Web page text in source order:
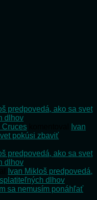
predpovedá, ako sa svet
dlhov
Cruces
Ivan
pokúsi zbaviť
predpovedá, ako sa svet
dlhov
Ivan Mikloš predpovedá,
dlhov
sa nemusím ponáhľať